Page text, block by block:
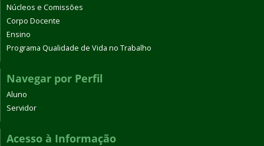
Núcleos e Comissões
Corpo Docente
Ensino
Programa Qualidade de Vida no Trabalho
Navegar por Perfil
Aluno
Servidor
Acesso à Informação